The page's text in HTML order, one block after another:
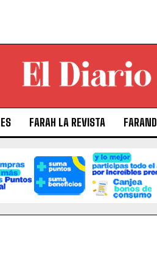
FARAH LA REVISTA